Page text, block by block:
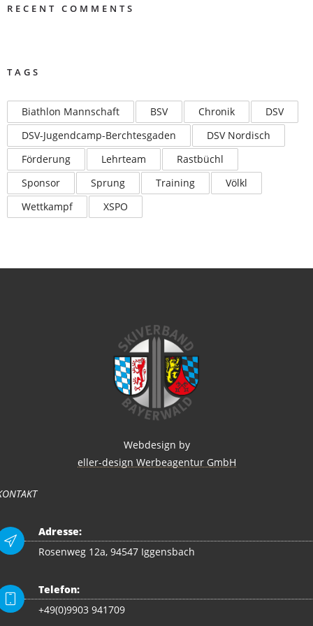
RECENT COMMENTS
TAGS
Biathlon Mannschaft BSV Chronik
DSV
DSV-Jugendcamp-Berchtesgaden
DSV Nordisch
Förderung
Lehrteam
Rastbüchl
Sponsor
Sprung Training
Völkl
Wettkampf
XSPO
Webdesign by
eller-design Werbeagentur GmbH
Adresse:
Rosenweg 12a, 94547 Iggensbach
Telefon:
+49(0)9903 941709